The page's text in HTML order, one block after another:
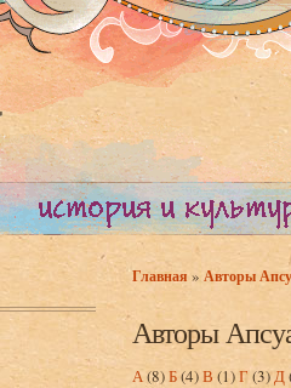
Вы здесь
Главная » Авторы
Авторы
А(8)Б(4)В (1)Г(3)Д